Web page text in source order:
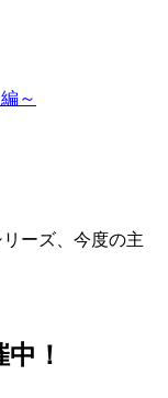
ーズ、今度の主
！